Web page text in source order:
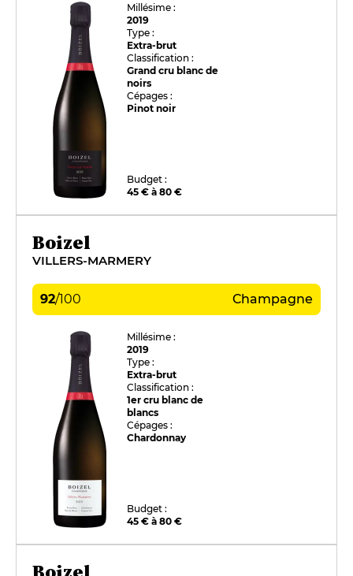
Millésime :
2019
Type :
Extra-brut
Classification :
Grand cru blanc de
noirs
Cépages :
Pinot noir
Budget :
45 € à 80 €
Boizel
VILLERS-MARMERY
92/100 Champagne
Millésime :
2019
Type :
Extra-brut
Classification :
1er cru blanc de
blancs
Cépages :
Chardonnay
Budget :
45 € à 80 €